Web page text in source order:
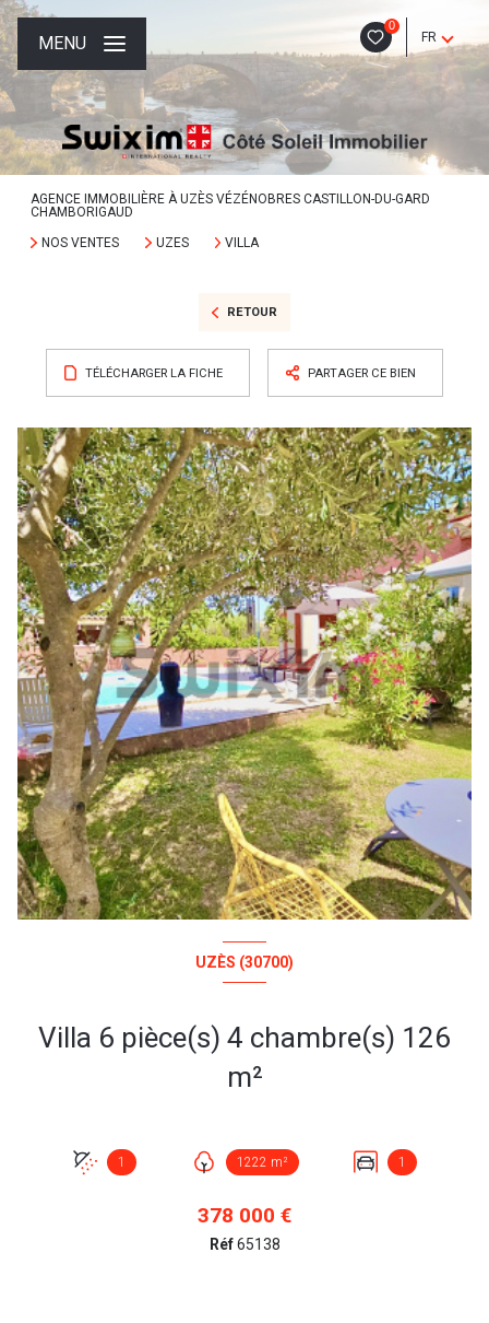
0
FR
MENU
AGENCE IMMOBILIÈRE À UZÈS VÉZÉNOBRES CASTILLON-DU-GARD
CHAMBORIGAUD
NOS VENTES
UZES VILLA
RETOUR
TÉLÉCHARGER LA FICHE PARTAGER CE BIEN
UZÈS (30700)
Villa 6 pièce(s) 4 chambre(s) 126
m²
1 1222 m² 1
378 000 €
Réf65138